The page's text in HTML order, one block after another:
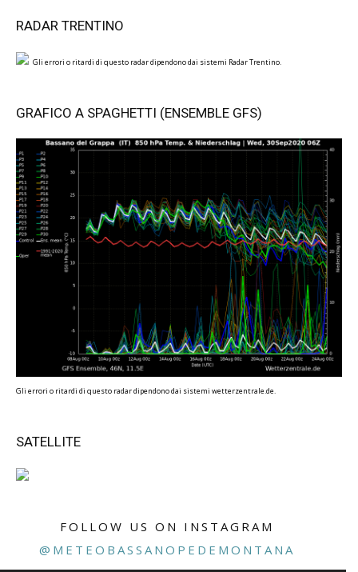
RADAR TRENTINO
Gli errori o ritardi di questo radar dipendono dai sistemi Radar Trentino.
GRAFICO A SPAGHETTI (ENSEMBLE GFS)
Gli errori o ritardi di questo radar dipendono dai sistemi wetterzentrale.de.
SATELLITE
FOLLOW US ON INSTAGRAM
@METEOBASSANOPEDEMONTANA